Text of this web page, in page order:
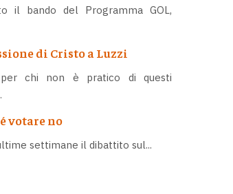
il bando del Programma GOL,
di Cristo a Luzzi
per chi non è pratico di questi
votare no
settimane il dibattito sul...